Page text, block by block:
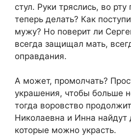
стул. Руки тряслись, во
теперь делать? Как
мужу? Но поверит ли
всегда защищал мать,
оправдания.
А может, промолчать?
украшения, чтобы больше
тогда воровство
Николаевна и Инна найдут
которые можно украсть.